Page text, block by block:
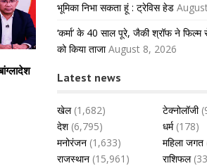
भूमिका निभा सकता हूं : ट्रेविस हेड
‘कर्मा’ के 40 साल पूरे, जैकी श्रॉफ ने फिल्म
को किया ताजा August 8, 2026
Latest news
खेल(1,682) टेक्नोलॉजी
देश(6,795) धर्म(178)
मनोरंजन (1,633) महिला जगत
राजस्थान (15,961) राशिफल